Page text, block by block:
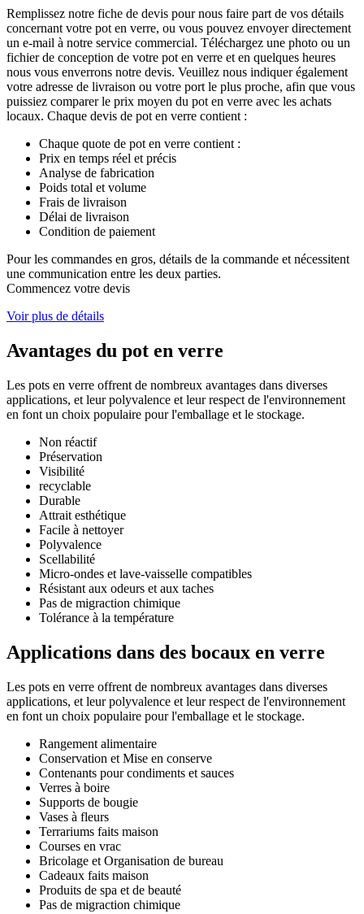
Remplissez notre fiche de devis pour nous faire part de vos détails
concernant votre pot en verre, ou vous pouvez envoyer directement
un e-mail à notre service commercial. Téléchargez une photo ou un
fichier de conception de votre pot en verre et en quelques heures
nous vous enverrons notre devis. Veuillez nous indiquer également
votre adresse de livraison ou votre port le plus proche, afin que vous
puissiez comparer le prix moyen du pot en verre avec les achats
locaux. Chaque devis de pot en verre contient :
Chaque quote de pot en verre contient :
Prix en temps réel et précis
Analyse de fabrication
Poids total et volume
Frais de livraison
Délai de livraison
Condition de paiement
Pour les commandes en gros, détails de la commande et nécessitent
une communication entre les deux parties.
Commencez votre devis
Voir plus de détails
Avantages du pot en verre
Les pots en verre offrent de nombreux avantages dans diverses
applications, et leur polyvalence et leur respect de l'environnement
en font un choix populaire pour l'emballage et le stockage.
Non réactif
Préservation
Visibilité
recyclable
Durable
Attrait esthétique
Facile à nettoyer
Polyvalence
Scellabilité
Micro-ondes et lave-vaisselle compatibles
Résistant aux odeurs et aux taches
Pas de migraction chimique
Tolérance à la température
Applications dans des bocaux en verre
Les pots en verre offrent de nombreux avantages dans diverses
applications, et leur polyvalence et leur respect de l'environnement
en font un choix populaire pour l'emballage et le stockage.
Rangement alimentaire
Conservation et Mise en conserve
Contenants pour condiments et sauces
Verres à boire
Supports de bougie
Vases à fleurs
Terrariums faits maison
Courses en vrac
Bricolage et Organisation de bureau
Cadeaux faits maison
Produits de spa et de beauté
Pas de migraction chimique